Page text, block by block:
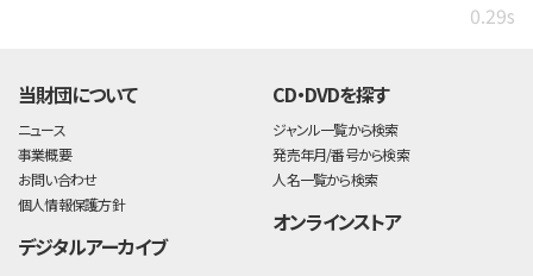
0.29s
当財団について
ニュース
事業概要
お問い合わせ
個人情報保護方針
デジタルアーカイブ
CD・DVDを探す
ジャンル一覧から検索
発売年月/番号から検索
人名一覧から検索
オンラインストア